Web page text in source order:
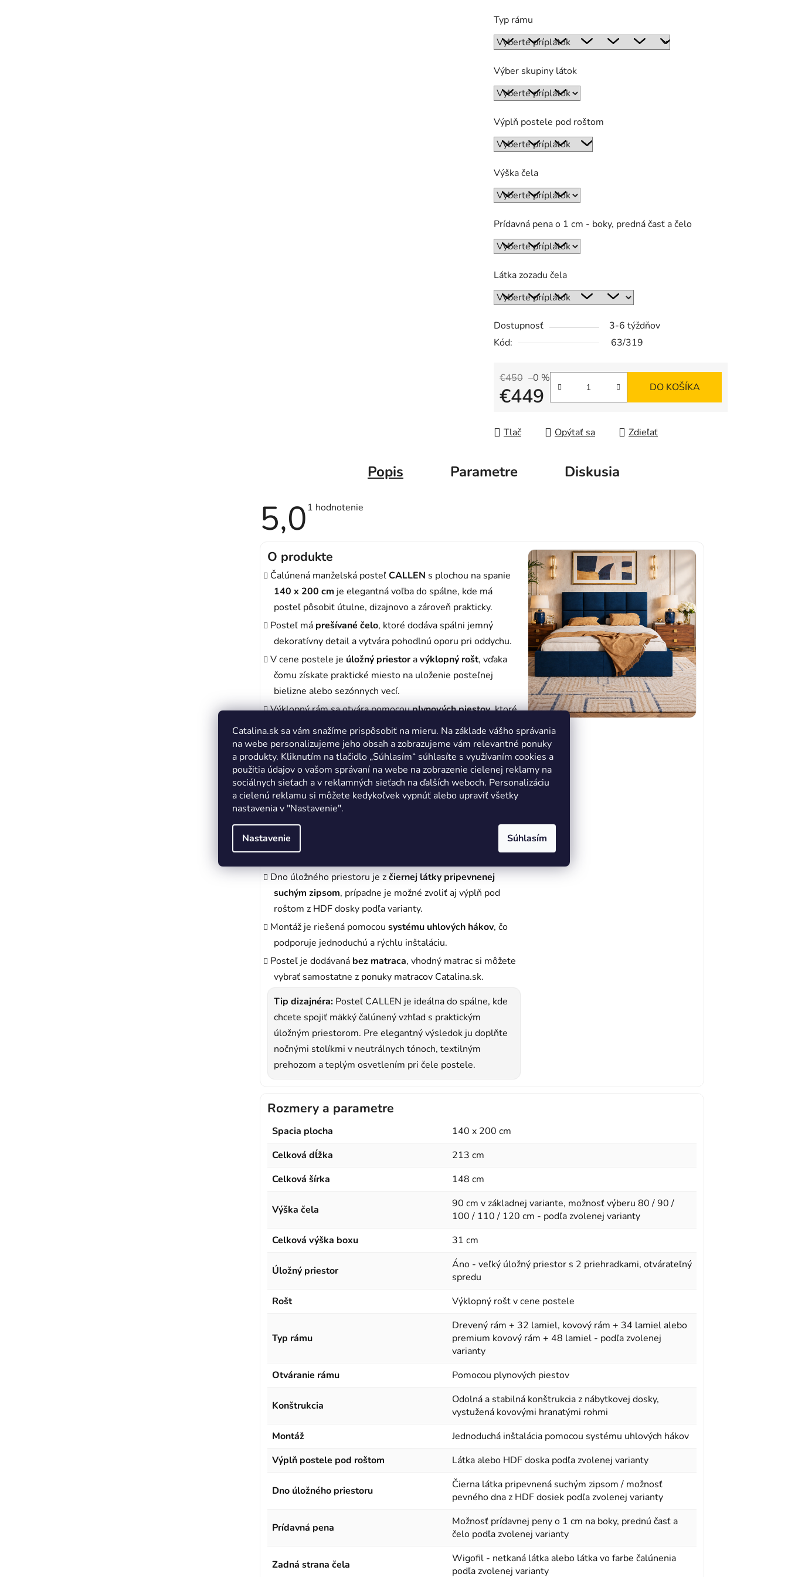
Catalina.sk sa vám snažíme prispôsobiť na mieru. Na základe vášho správania
na webe personalizujeme jeho obsah a zobrazujeme vám relevantné ponuky
a produkty. Kliknutím na tlačidlo „Súhlasím“ súhlasíte s využívaním cookies a
použitia údajov o vašom správaní na webe na zobrazenie cielenej reklamy na
sociálnych sieťach a v reklamných sieťach na ďalších weboch. Personalizáciu
a cielenú reklamu si môžete kedykoľvek vypnúť alebo upraviť všetky
nastavenia v "Nastavenie".
Nastavenie Súhlasím
Typ rámu
Výber skupiny látok
Výplň postele pod roštom
Výška čela
Prídavná pena o 1 cm - boky, predná časť a čelo
Látka zozadu čela
Dostupnosť
3-6 týždňov
Kód:
63/319
€450 –0 %
€449 DO KOŠÍKA
Tlač Opýtať sa Zdieľať
Popis Parametre Diskusia
5,0 Priemerné
z
5
hviezdičiek.
1 hodnotenie
O produkte
Čalúnená manželská posteľCALLEN s plochou na spanie
140 x 200 cm je elegantná voľba do spálne, kde má
posteľ pôsobiť útulne, dizajnovo a zároveň prakticky.
Posteľ má prešívané čelo, ktoré dodáva spálni jemný
dekoratívny detail a vytvára pohodlnú oporu pri oddychu.
V cene postele je úložný priestoravýklopný rošt, vďaka
čomu získate praktické miesto na uloženie posteľnej
bielizne alebo sezónnych vecí.
Výklopný rám sa otvára pomocouplynových piestov, ktoré
uľahčujú manipuláciu pri prístupe k úložnému priestoru.
Konštrukcia je veľmi odolná a stabilná, vyrobená z
nábytkovej doskya navyše vystuženákovovými
hranatými rohmi.
Pevné rošty matraca podporujúvoľnú cirkuláciu vzduchu,
tepelnú pohodu pri spánku a pomáhajú chrániť matrac pred
nadmernou vlhkosťou.
Posteľ má
, ktorý sa
Dno úložného priestoru je zčiernej látky pripevnenej
suchým zipsom, prípadne je možné zvoliť aj výplň pod
roštom z HDF dosky podľa varianty.
Montáž je riešená pomocou systému uhlových hákov, čo
podporuje jednoduchú a rýchlu inštaláciu.
Posteľ je dodávaná bez matraca, vhodný matrac si môžete
vybrať samostatne z ponuky matracov Catalina.sk.
Tip dizajnéra: Posteľ CALLEN je ideálna do spálne, kde
chcete spojiť mäkký čalúnený vzhľad s praktickým
úložným priestorom. Pre elegantný výsledok ju doplňte
nočnými stolíkmi v neutrálnych tónoch, textilným
prehozom a teplým osvetlením pri čele postele.
Rozmery a parametre
Spacia plocha
140 x 200 cm
Celková dĺžka
213 cm
Celková šírka
148 cm
Výška čela
90 cm v základnej variante, možnosť výberu 80 / 90 /
100 / 110 / 120 cm - podľa zvolenej varianty
Celková výška boxu
31 cm
Úložný priestor
Áno - veľký úložný priestor s 2 priehradkami, otvárateľný
spredu
Rošt
Výklopný rošt v cene postele
Typ rámu
Drevený rám + 32 lamiel, kovový rám + 34 lamiel alebo
premium kovový rám + 48 lamiel - podľa zvolenej
varianty
Otváranie rámu
Pomocou plynových piestov
Konštrukcia
Odolná a stabilná konštrukcia z nábytkovej dosky,
vystužená kovovými hranatými rohmi
Montáž
Jednoduchá inštalácia pomocou systému uhlových hákov
Výplň postele pod roštom
Látka alebo HDF doska podľa zvolenej varianty
Dno úložného priestoru
Čierna látka pripevnená suchým zipsom / možnosť
pevného dna z HDF dosiek podľa zvolenej varianty
Prídavná pena
Možnosť prídavnej peny o 1 cm na boky, prednú časť a
čelo podľa zvolenej varianty
Zadná strana čela
Wigofil - netkaná látka alebo látka vo farbe čalúnenia
podľa zvolenej varianty